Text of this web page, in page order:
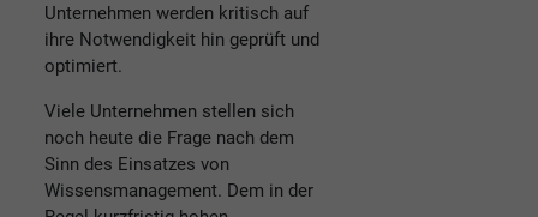
Unternehmen werden kritisch auf
ihre Notwendigkeit hin geprüft und
optimiert.
Viele Unternehmen stellen sich
noch heute die Frage nach dem
Sinn des Einsatzes von
Wissensmanagement. Dem in der